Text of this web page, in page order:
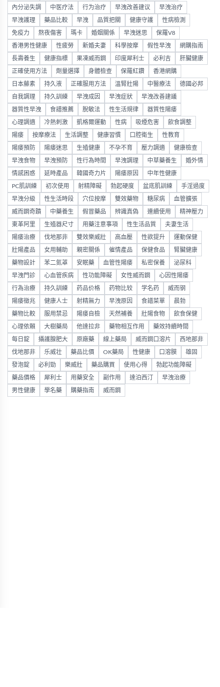
內分泌失調 中医疗法 行为治疗 早洩改善建议 早洩治疗
早洩護理 藥品比較 早洩 品質把關 健康守護 性病檢測
免疫力 熬夜傷害 瑪卡 婚姻關係 早洩迷思 保羅V8
香港男性健康 性疲勞 新婚夫妻 科學按摩 假性早洩 網購指南
長壽養生 健康指標 果凍威而鋼 印度犀利士 必利吉 肝臟健康
正確使用方法 劑量選擇 身體檢查 保羅紅鑽 香港網購
日本藤素 持久液 正確服用方法 溫腎壯陽 中醫療法 德國必邦
自我調理 持久訓練 早洩成因 早洩症狀 早洩改善建議
器質性早洩 食譜推薦 脫敏法 性生活規律 器質性陽痿
心理調適 冷熱刺激 凱格爾運動 性病 吸煙危害 飲食調整
陽痿 按摩療法 生活調整 健康習慣 口腔衛生 性教育
陽痿預防 陽痿迷思 生殖健康 不孕不育 壓力調適 健康檢查
早洩食物 早洩預防 性行為時間 早洩調理 中草藥養生 婚外情
情感困惑 延時產品 韓國奇力片 陽痿原因 中年性健康
PC肌訓練 初次使用 射精障礙 勃起硬度 盆底肌訓練 手淫過度
早洩分級 性生活時段 穴位按摩 雙效藥物 糖尿病 血管擴張
威而鋼奇蹟 中藥養生 假冒藥品 辨識真偽 連續使用 精神壓力
東革阿里 生殖器尺寸 用藥注意事項 性生活品質 夫妻生活
陽痿治療 伐地那非 雙效樂威壯 高血壓 性欲提升 運動保健
壯陽產品 女用輔助 親密關係 催情產品 保健食品 腎臟健康
藥物設計 苯二氮䓬 安眠藥 血管性陽痿 私密保養 泌尿科
早洩門診 心血管疾病 性功能障礙 女性威而鋼 心因性陽痿
行為治療 持久訓練 药品价格 药物比较 学名药 威而钢
陽痿徵兆 健康人士 射精無力 早洩原因 食譜菜單 晨勃
藥物比較 服用禁忌 陽痿自檢 天然補養 壯陽食物 飲食保健
心理依賴 大樹藥局 他達拉非 藥物相互作用 藥效持續時間
每日錠 攝護腺肥大 原廠藥 線上藥局 威而鋼口溶片 西地那非
伐地那非 乐威壮 藥品比價 OK藥局 性健康 口溶膜 雄固
發泡錠 必利勁 樂威壯 藥品購買 使用心得 勃起功能障礙
藥品價格 犀利士 用藥安全 副作用 達泊西汀 早洩治療
男性健康 學名藥 購藥指南 威而鋼